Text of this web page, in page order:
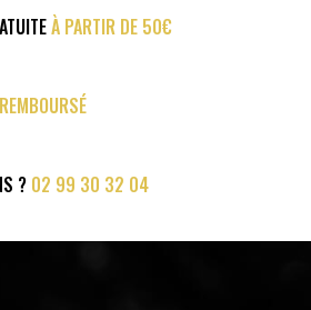
À PARTIR DE 50€
? 02 99 30 32 04